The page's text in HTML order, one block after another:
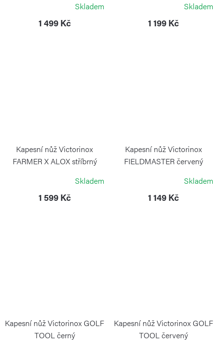
Skladem
1 499 Kč
Skladem
1 199 Kč
Kapesní nůž Victorinox
FARMER X ALOX stříbrný
Skladem
1 599 Kč
Kapesní nůž Victorinox
FIELDMASTER červený
Skladem
1 149 Kč
Kapesní nůž Victorinox GOLF
TOOL černý
Kapesní nůž Victorinox GOLF
TOOL červený